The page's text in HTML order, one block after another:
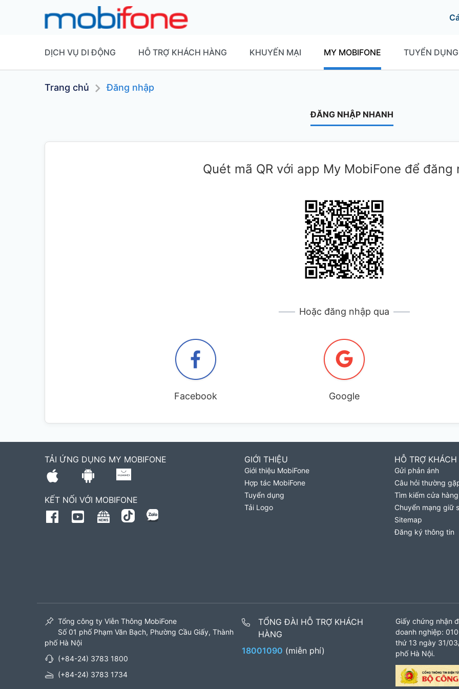
DỊCH VỤ DI ĐỘNG HỖ TRỢ KHÁCH HÀNG KHUYẾN MẠI MY MOBIFONE TUYỂN DỤNG
Trang chủ Đăng nhập
ĐĂNG NHẬP NHANH
Quét mã QR với app My MobiFone để đăng
Hoặc đăng nhập qua
Facebook Google
TẢI ỨNG DỤNG MY MOBIFONE
KẾT NỐI VỚI MOBIFONE
GIỚI THIỆU
Giới thiệu MobiFone
Hợp tác MobiFone
Tuyển dụng
Tải Logo
HỖ TRỢ
Gửi phản ánh
Câu hỏi thường
Tìm kiếm cửa hàng
Chuyển mạng giữ
Sitemap
Đăng ký thông tin
Tổng công ty Viễn Thông MobiFone
Số 01 phố Phạm Văn Bạch, Phường Cầu Giấy, Thành
phố Hà Nội
(+84-24) 3783 1800
(+84-24) 3783 1734
TỔNG ĐÀI HỖ TRỢ KHÁCH
HÀNG
18001090 (miễn phí)
Giấy chứng nhận
doanh nghiệp:
thứ 13 ngày 31/
phố Hà Nội.